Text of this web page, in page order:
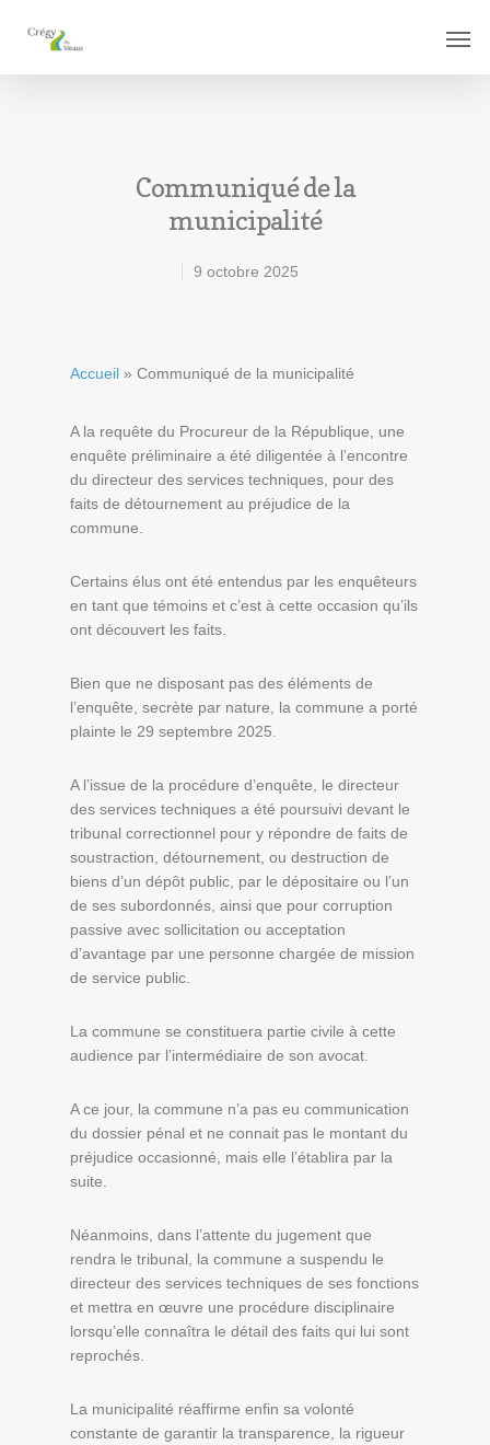
Communiqué de la
municipalité
9 octobre 2025
Accueil » Communiqué de la municipalité
A la requête du Procureur de la République, une
enquête préliminaire a été diligentée à l’encontre
du directeur des services techniques, pour des
faits de détournement au préjudice de la
commune.
Certains élus ont été entendus par les enquêteurs
en tant que témoins et c’est à cette occasion qu’ils
ont découvert les faits.
Bien que ne disposant pas des éléments de
l’enquête, secrète par nature, la commune a porté
plainte le 29 septembre 2025.
A l’issue de la procédure d’enquête, le directeur
des services techniques a été poursuivi devant le
tribunal correctionnel pour y répondre de faits de
soustraction, détournement, ou destruction de
biens d’un dépôt public, par le dépositaire ou l’un
de ses subordonnés, ainsi que pour corruption
passive avec sollicitation ou acceptation
d’avantage par une personne chargée de mission
de service public.
La commune se constituera partie civile à cette
audience par l’intermédiaire de son avocat.
A ce jour, la commune n’a pas eu communication
du dossier pénal et ne connait pas le montant du
préjudice occasionné, mais elle l’établira par la
suite.
Néanmoins, dans l’attente du jugement que
rendra le tribunal, la commune a suspendu le
directeur des services techniques de ses fonctions
et mettra en œuvre une procédure disciplinaire
lorsqu’elle connaîtra le détail des faits qui lui sont
reprochés.
La municipalité réaffirme enfin sa volonté
constante de garantir la transparence, la rigueur